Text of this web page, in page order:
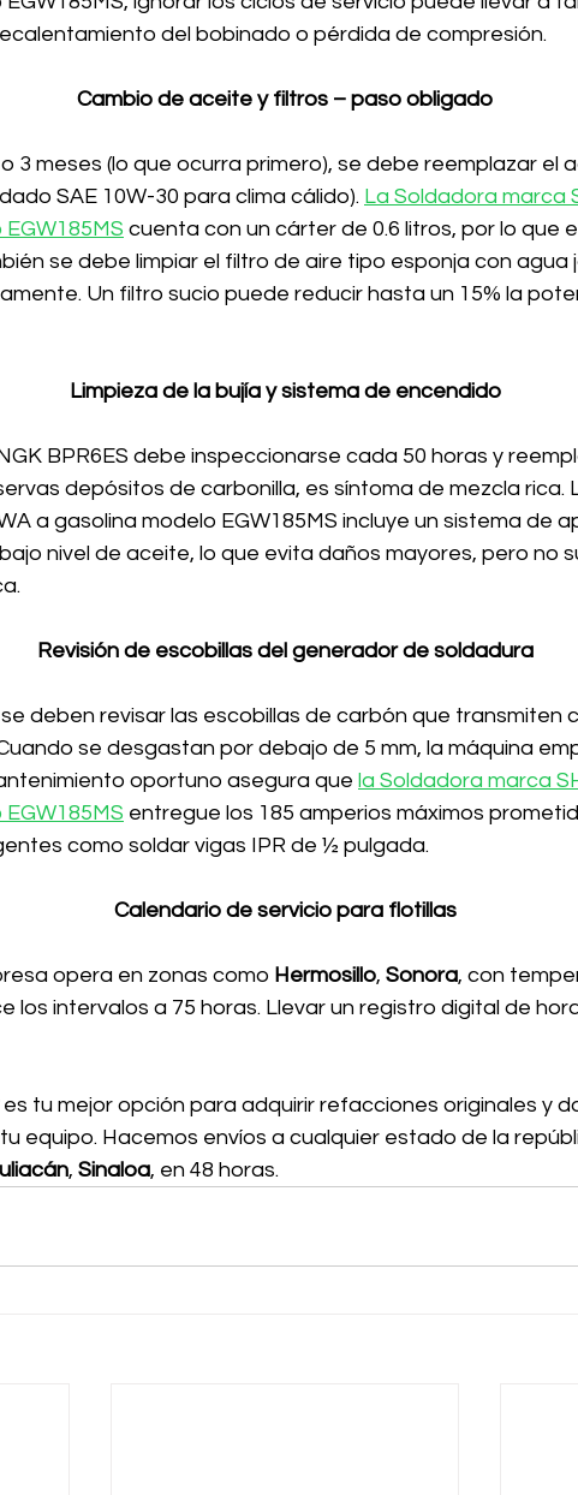
del bobinado o pérdida de compresión.
Cambio de aceite y filtros – paso obligado
3 meses (lo que ocurra primero), se debe reemplazar el
SAE 10W-30 para clima cálido). La Soldadora marca
cuenta con un cárter de 0.6 litros, por lo que
se debe limpiar el filtro de aire tipo esponja con
Un filtro sucio puede reducir hasta un 15% la
Limpieza de la bujía y sistema de encendido
BPR6ES debe inspeccionarse cada 50 horas y
depósitos de carbonilla, es síntoma de mezcla rica.
a gasolina modelo EGW185MS incluye un sistema de
nivel de aceite, lo que evita daños mayores, pero no
Revisión de escobillas del generador de soldadura
deben revisar las escobillas de carbón que transmiten
se desgastan por debajo de 5 mm, la máquina
oportuno asegura que la Soldadora marca
entregue los 185 amperios máximos
como soldar vigas IPR de ½ pulgada.
Calendario de servicio para flotillas
opera en zonas como Hermosillo, Sonora, con
los intervalos a 75 horas. Llevar un registro digital de
es tu mejor opción para adquirir refacciones originales y
equipo. Hacemos envíos a cualquier estado de la
, Sinaloa, en 48 horas.